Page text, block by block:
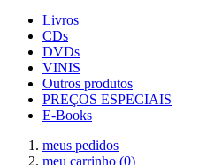
Livros
CDs
DVDs
VINIS
Outros produtos
PREÇOS ESPECIAIS
E-Books
meus pedidos
meu carrinho (0)